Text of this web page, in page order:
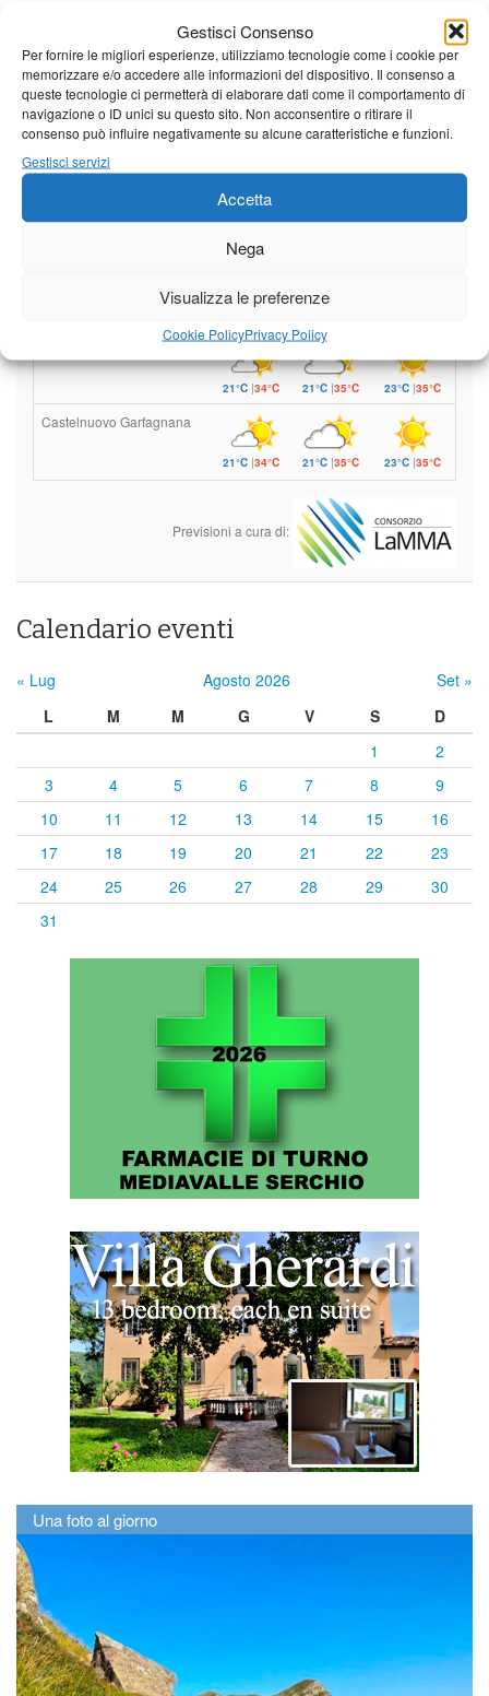
Gestisci Consenso
Per fornire le migliori esperienze, utilizziamo tecnologie come i cookie per
memorizzare e/o accedere alle informazioni del dispositivo. Il consenso a
queste tecnologie ci permetterà di elaborare dati come il comportamento di
navigazione o ID unici su questo sito. Non acconsentire o ritirare il
consenso può influire negativamente su alcune caratteristiche e funzioni.
Gestisci servizi
Accetta
Nega
Visualizza le preferenze
Cookie PolicyPrivacy Policy
Sole e temperature ancora ben
al di sopra delle medie stagionali
Leggi tutto…
21°C|34°C 21°C|35°C 23°C |35°C
Castelnuovo Garfagnana
21°C|34°C 21°C|35°C 23°C |35°C
Previsioni a cura di:
Calendario eventi
« Lug Agosto 2026
Set »
L
M M G V S
D
1
2
3
4 5 6 7 8
9
10
11 12 13 14 15
16
17
18 19 20 21 22
23
24
25 26 27 28 29
30
31
Una foto al giorno